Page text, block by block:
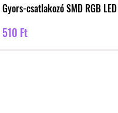
Gyors-csatlakozó SMD RGB
Ár
510 Ft